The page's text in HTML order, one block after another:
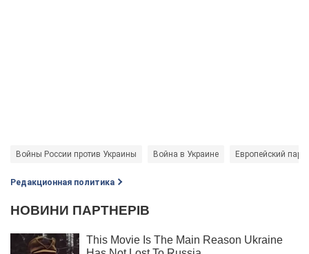
Войны России против Украины Война в Украине Европейский
Редакционная политика